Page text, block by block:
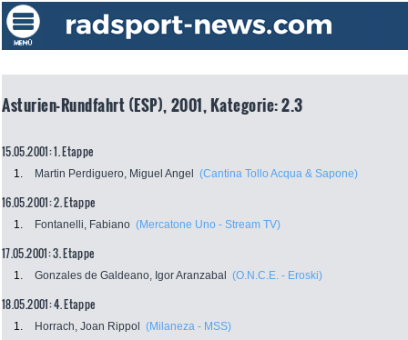
Asturien-Rundfahrt (ESP), 2001, Kategorie: 2.3
15.05.2001: 1. Etappe
1. Martin Perdiguero, Miguel Angel (Cantina Tollo Acqua & Sapone)
16.05.2001: 2. Etappe
1. Fontanelli, Fabiano (Mercatone Uno - Stream TV)
17.05.2001: 3. Etappe
1. Gonzales de Galdeano, Igor Aranzabal (O.N.C.E. - Eroski)
18.05.2001: 4. Etappe
1. Horrach, Joan Rippol (Milaneza - MSS)